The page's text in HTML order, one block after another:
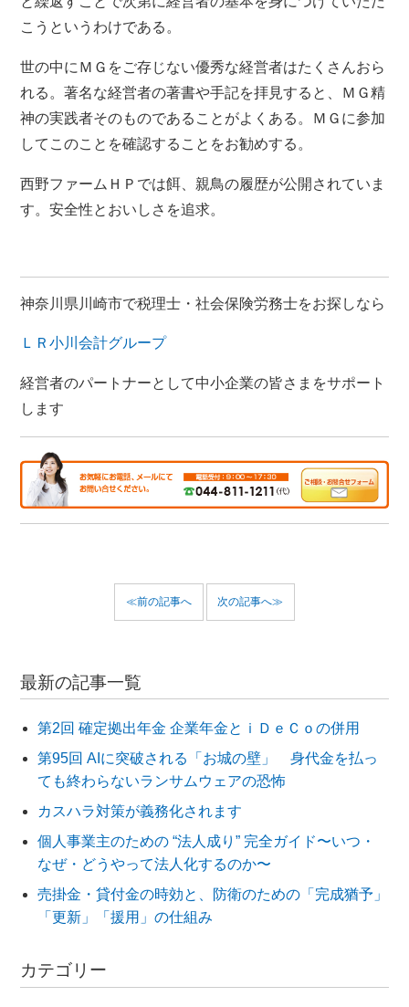
こうというわけである。
世の中にＭＧをご存じない優秀な経営者はたくさんおら
れる。著名な経営者の著書や手記を拝見すると、ＭＧ精
神の実践者そのものであることがよくある。ＭＧに参加
してこのことを確認することをお勧めする。
西野ファームＨＰでは餌、親鳥の履歴が公開されていま
す。安全性とおいしさを追求。
神奈川県川崎市で税理士・社会保険労務士をお探しなら
ＬＲ小川会計グループ
経営者のパートナーとして中小企業の皆さまをサポート
します
≪前の記事へ 次の記事へ≫
最新の記事一覧
第2回 確定拠出年金 企業年金とｉＤｅＣｏの併用
第95回 AIに突破される「お城の壁」 身代金を払っ
ても終わらないランサムウェアの恐怖
カスハラ対策が義務化されます
個人事業主のための “法人成り” 完全ガイド〜いつ・
なぜ・どうやって法人化するのか〜
売掛金・貸付金の時効と、防衛のための「完成猶予」
「更新」「援用」の仕組み
カテゴリー